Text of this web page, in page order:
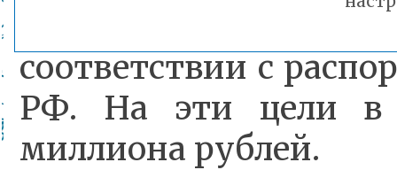
соответствии с
РФ. На эти цели в
миллиона рублей.